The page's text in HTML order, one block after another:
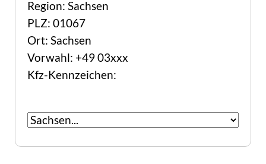
Region: Sachsen
PLZ: 01067
Ort: Sachsen
Vorwahl: +49 03xxx
Kfz-Kennzeichen: